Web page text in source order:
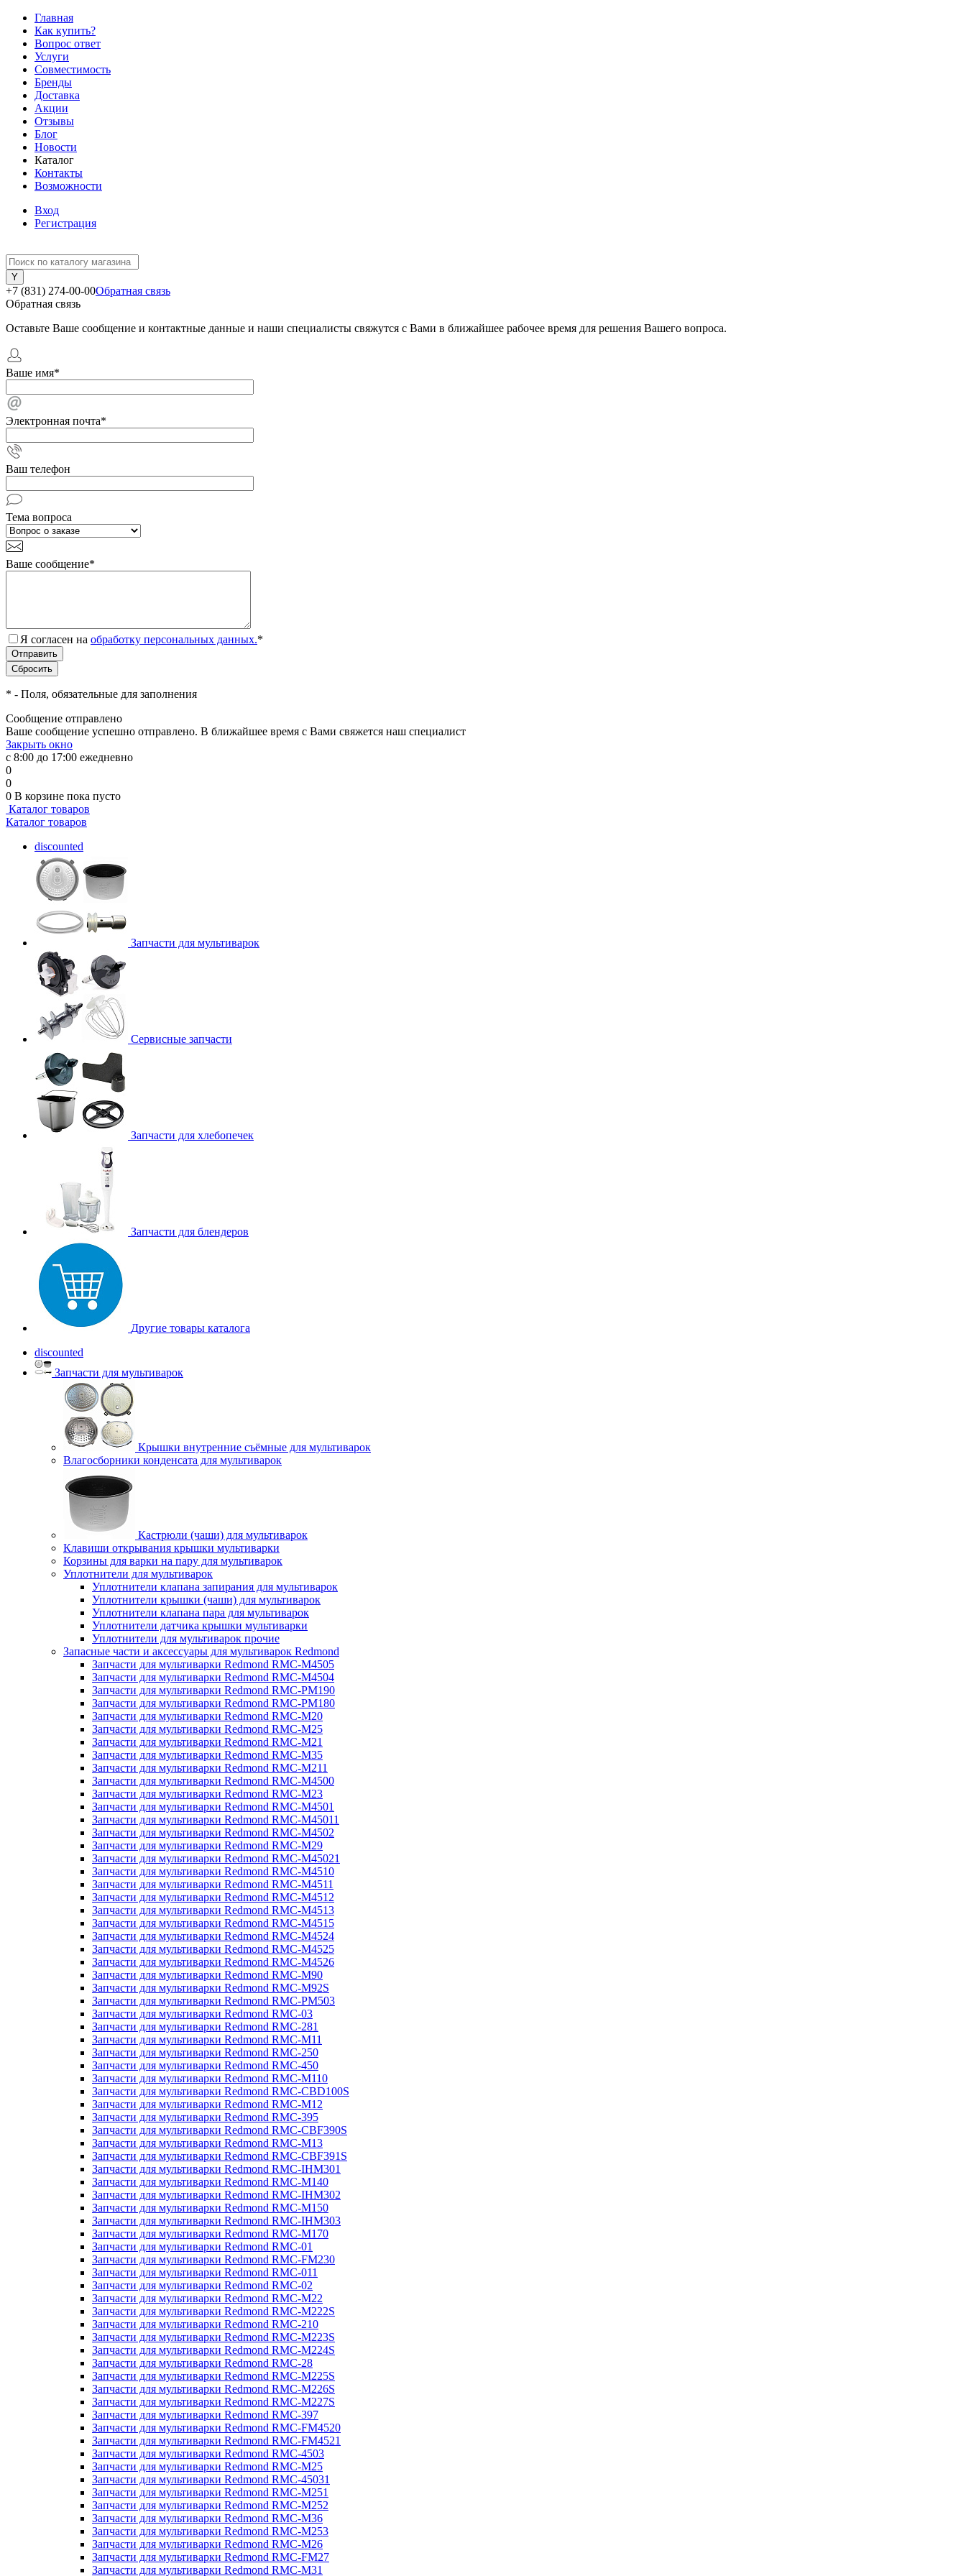
Главная
Как купить?
Вопрос ответ
Услуги
Совместимость
Бренды
Доставка
Акции
Отзывы
Блог
Новости
Каталог
Контакты
Возможности
Вход
Регистрация
+7 (831) 274-00-00Обратная связь
Обратная связь
Оставьте Ваше сообщение и контактные данные и наши специалисты свяжутся с Вами в ближайшее рабочее время для решения Вашего вопроса.
Ваше имя*
Электронная почта*
Ваш телефон
Тема вопроса
Ваше сообщение*
Я согласен на обработку персональных данных.*
* - Поля, обязательные для заполнения
Сообщение отправлено
Ваше сообщение успешно отправлено. В ближайшее время с Вами свяжется наш специалист
Закрыть окно
с 8:00 до 17:00 ежедневно
0
0
0 В корзине пока пусто
Каталог товаров
Каталог товаров
discounted
Запчасти для мультиварок
Сервисные запчасти
Запчасти для хлебопечек
Запчасти для блендеров
Другие товары каталога
discounted
Запчасти для мультиварок
Крышки внутренние съёмные для мультиварок
Влагосборники конденсата для мультиварок
Кастрюли (чаши) для мультиварок
Клавиши открывания крышки мультиварки
Корзины для варки на пару для мультиварок
Уплотнители для мультиварок
Уплотнители клапана запирания для мультиварок
Уплотнители крышки (чаши) для мультиварок
Уплотнители клапана пара для мультиварок
Уплотнители датчика крышки мультиварки
Уплотнители для мультиварок прочие
Запасные части и аксессуары для мультиварок Redmond
Запчасти для мультиварки Redmond RMC-M4505
Запчасти для мультиварки Redmond RMC-M4504
Запчасти для мультиварки Redmond RMC-PM190
Запчасти для мультиварки Redmond RMC-PM180
Запчасти для мультиварки Redmond RMC-M20
Запчасти для мультиварки Redmond RMC-M25
Запчасти для мультиварки Redmond RMC-M21
Запчасти для мультиварки Redmond RMC-M35
Запчасти для мультиварки Redmond RMC-M211
Запчасти для мультиварки Redmond RMC-M4500
Запчасти для мультиварки Redmond RMC-M23
Запчасти для мультиварки Redmond RMC-M4501
Запчасти для мультиварки Redmond RMC-M45011
Запчасти для мультиварки Redmond RMC-M4502
Запчасти для мультиварки Redmond RMC-M29
Запчасти для мультиварки Redmond RMC-M45021
Запчасти для мультиварки Redmond RMC-M4510
Запчасти для мультиварки Redmond RMC-M4511
Запчасти для мультиварки Redmond RMC-M4512
Запчасти для мультиварки Redmond RMC-M4513
Запчасти для мультиварки Redmond RMC-M4515
Запчасти для мультиварки Redmond RMC-M4524
Запчасти для мультиварки Redmond RMC-M4525
Запчасти для мультиварки Redmond RMC-M4526
Запчасти для мультиварки Redmond RMC-M90
Запчасти для мультиварки Redmond RMC-M92S
Запчасти для мультиварки Redmond RMC-PM503
Запчасти для мультиварки Redmond RMC-03
Запчасти для мультиварки Redmond RMC-281
Запчасти для мультиварки Redmond RMC-M11
Запчасти для мультиварки Redmond RMC-250
Запчасти для мультиварки Redmond RMC-450
Запчасти для мультиварки Redmond RMC-M110
Запчасти для мультиварки Redmond RMC-CBD100S
Запчасти для мультиварки Redmond RMC-M12
Запчасти для мультиварки Redmond RMC-395
Запчасти для мультиварки Redmond RMC-CBF390S
Запчасти для мультиварки Redmond RMC-M13
Запчасти для мультиварки Redmond RMC-CBF391S
Запчасти для мультиварки Redmond RMC-IHM301
Запчасти для мультиварки Redmond RMC-M140
Запчасти для мультиварки Redmond RMC-IHM302
Запчасти для мультиварки Redmond RMC-M150
Запчасти для мультиварки Redmond RMC-IHM303
Запчасти для мультиварки Redmond RMC-M170
Запчасти для мультиварки Redmond RMC-01
Запчасти для мультиварки Redmond RMC-FM230
Запчасти для мультиварки Redmond RMC-011
Запчасти для мультиварки Redmond RMC-02
Запчасти для мультиварки Redmond RMC-M22
Запчасти для мультиварки Redmond RMC-M222S
Запчасти для мультиварки Redmond RMC-210
Запчасти для мультиварки Redmond RMC-M223S
Запчасти для мультиварки Redmond RMC-M224S
Запчасти для мультиварки Redmond RMC-28
Запчасти для мультиварки Redmond RMC-M225S
Запчасти для мультиварки Redmond RMC-M226S
Запчасти для мультиварки Redmond RMC-M227S
Запчасти для мультиварки Redmond RMC-397
Запчасти для мультиварки Redmond RMC-FM4520
Запчасти для мультиварки Redmond RMC-FM4521
Запчасти для мультиварки Redmond RMC-4503
Запчасти для мультиварки Redmond RMC-M25
Запчасти для мультиварки Redmond RMC-45031
Запчасти для мультиварки Redmond RMC-M251
Запчасти для мультиварки Redmond RMC-M252
Запчасти для мультиварки Redmond RMC-M36
Запчасти для мультиварки Redmond RMC-M253
Запчасти для мультиварки Redmond RMC-M26
Запчасти для мультиварки Redmond RMC-FM27
Запчасти для мультиварки Redmond RMC-M31